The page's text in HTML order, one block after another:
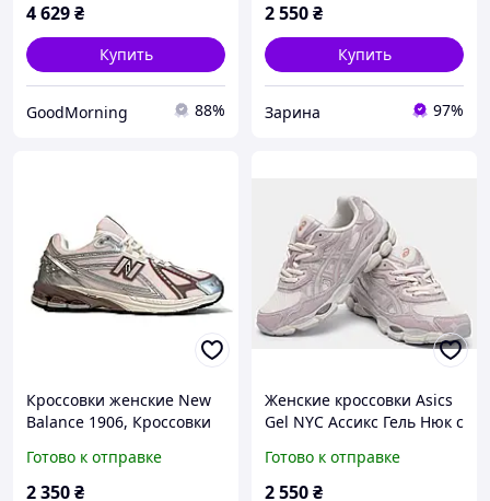
4 629₴
Купить
GoodMorning 88%
2 550₴
Купить
Зарина 97%
Кроссовки женские New
Balance 1906, Кроссовки
Беланс 1906 p 36 по 41р
Готово к отправке
2 350₴
Женские кроссовки Asics
Gel NYC Ассикс Гель Нюк с
Готово к отправке
2 550₴